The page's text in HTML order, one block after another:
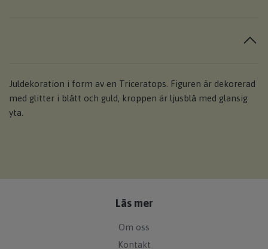
Juldekoration i form av en Triceratops. Figuren är dekorerad
med glitter i blått och guld, kroppen är ljusblå med glansig
yta.
Läs mer
Om oss
Kontakt